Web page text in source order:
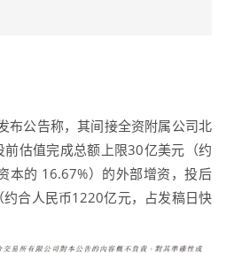
布公告称，其间接全资附属公司北
估值完成总额上限30亿美元（约
本的 16.67%）的外部增资，投后
合人民币1220亿元，占发稿日快